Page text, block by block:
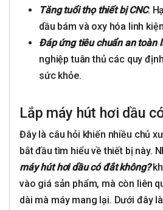
Tăng tuổi thọ thiết bị CNC:
dầu bám và oxy hóa linh
Đáp ứng tiêu chuẩn an toàn
nghiệp tuân thủ các quy
sức khỏe.
Lắp máy hút hơi dầu
Đây là câu hỏi khiến nhiều chủ
bắt đầu tìm hiểu về thiết bị này.
máy hút hơi dầu có đắt không?
vào giá sản phẩm, mà còn liên
dài mà máy mang lại. Dưới đây